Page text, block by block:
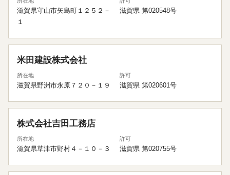
滋賀県守山市矢島町１２５２－
１
滋賀県 第020548号
米田建設株式会社
所在地
滋賀県野洲市永原７２０－１９
許可
滋賀県 第020601号
株式会社吉田工務店
所在地
滋賀県草津市野村４－１０－３
許可
滋賀県 第020755号